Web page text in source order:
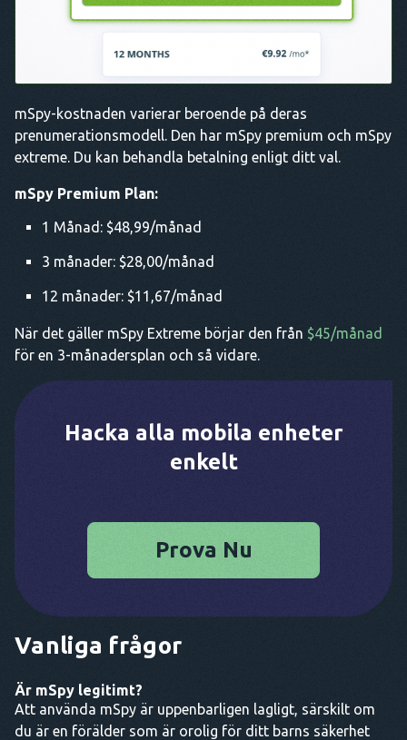
mSpy-kostnaden varierar beroende på deras
prenumerationsmodell. Den har mSpy premium och mSpy
extreme. Du kan behandla betalning enligt ditt val.
mSpy Premium Plan:
1 Månad: $48,99/månad
3 månader: $28,00/månad
12 månader: $11,67/månad
När det gäller mSpy Extreme börjar den från $45/månad
för en 3-månadersplan och så vidare.
Hacka alla mobila enheter
enkelt
Prova Nu
Vanliga frågor
Är mSpy legitimt?
Att använda mSpy är uppenbarligen lagligt, särskilt om
du är en förälder som är orolig för ditt barns säkerhet